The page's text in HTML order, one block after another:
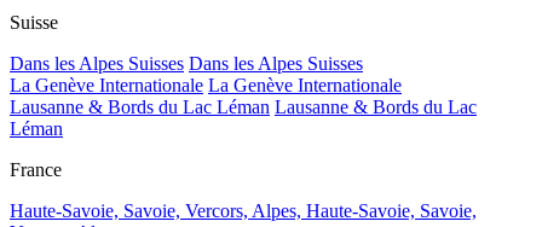
Suisse
Dans les Alpes Suisses Dans les Alpes Suisses
La Genève Internationale La Genève Internationale
Lausanne & Bords du Lac Léman Lausanne & Bords du Lac
Léman
France
Haute-Savoie, Savoie, Vercors, Alpes, Haute-Savoie, Savoie,